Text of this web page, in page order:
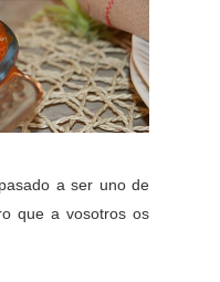
a ser uno de
que a vosotros os